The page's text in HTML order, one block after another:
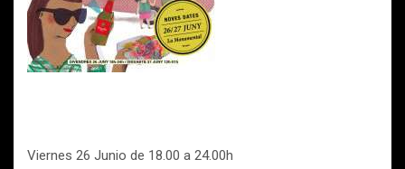
Viernes 26 Junio de 18.00 a 24.00h